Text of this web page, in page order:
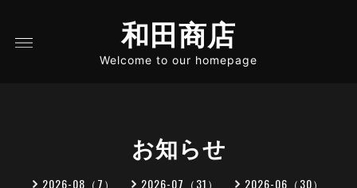
和田商店
Welcome to our homepage
お知らせ
2026-08（7） 2026-07（31）
2026-06（30）